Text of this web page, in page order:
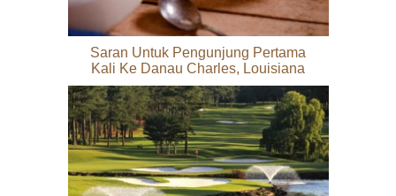
Saran Untuk Pengunjung Pertama
Kali Ke Danau Charles, Louisiana